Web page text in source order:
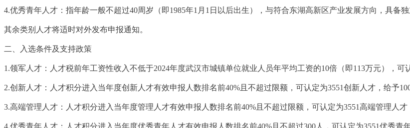
4.优秀青年人才：指年龄一般不超过40周岁（即1985年1月1日以后出生），与符合东湖高新区产业发展方向，具备
其余类别人才将适时对外发布申报通知。
二、入选条件及支持政策
1.领军人才：人才税前年工资性收入不低于2024年度武汉市城镇单位就业人员年平均工资的10倍（即113万元），可
2.创新人才：人才积分进入当年度创新人才有效申报人数排名前40%且不超过限额，可认定为3551创新人才，给予
3.高端管理人才：人才积分进入当年度管理人才有效申报人数排名前40%且不超过限额，可认定为3551高端管理人才
4.优秀青年人才：人才积分进入当年度优秀青年人才有效申报人数排名前40%且不超过300人，可认定为3551优秀青